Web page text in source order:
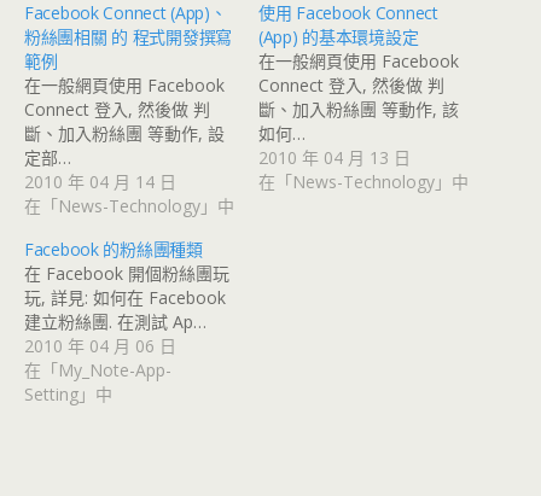
Facebook Connect (App)、
粉絲團相關 的 程式開發撰寫
範例
在一般網頁使用 Facebook
Connect 登入, 然後做 判
斷、加入粉絲團 等動作, 設
定部…
2010 年 04 月 14 日
在「News-Technology」中
使用 Facebook Connect
(App) 的基本環境設定
在一般網頁使用 Facebook
Connect 登入, 然後做 判
斷、加入粉絲團 等動作, 該
如何…
2010 年 04 月 13 日
在「News-Technology」中
Facebook 的粉絲團種類
在 Facebook 開個粉絲團玩
玩, 詳見: 如何在 Facebook
建立粉絲團. 在測試 Ap…
2010 年 04 月 06 日
在「My_Note-App-
Setting」中